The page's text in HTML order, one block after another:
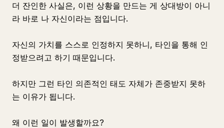
더 잔인한 사실은, 이런 상황을 만드는 게 상대방이 아니
라 바로 나 자신이라는 점입니다.
자신의 가치를 스스로 인정하지 못하니, 타인을 통해 인
정받으려고 하기 때문입니다.
하지만 그런 타인 의존적인 태도 자체가 존중받지 못하
는 이유가 됩니다.
왜 이런 일이 발생할까요?